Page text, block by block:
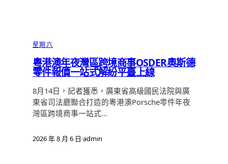
星期六
粵港澳年夜灣區跨境商事OSDER奧斯德
零件報價一站式解紛平臺上線
8月14日，記者獲悉，廣東省高級國民法院與廣
東省司法廳聯合打造的粵港澳Porsche零件年夜
灣區跨境商事一站式…
2026 年 8 月 6 日·admin